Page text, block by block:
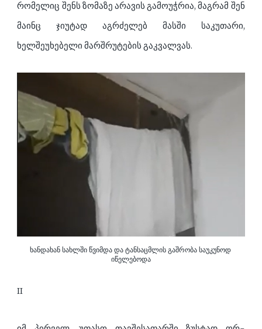
რომელიც შენს ზომაზე არავის გამოუჭრია, მაგრამ შენ
მაინც ჯიუტად აგრძელებ მასში საკუთარი,
ხელშეუხებელი მარშრუტების გაკვალვას.
ხანდახან სახლში წვიმდა და ტანსაცმლის გაშრობა საუკუნოდ
იწელებოდა
II